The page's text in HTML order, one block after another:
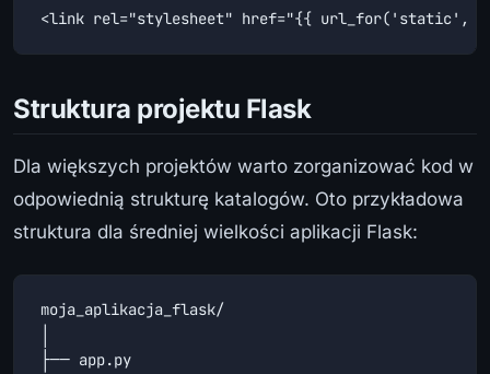
<link rel="stylesheet" href="{{ url_for('static',
Struktura projektu Flask
Dla większych projektów warto zorganizować kod w
odpowiednią strukturę katalogów. Oto przykładowa
struktura dla średniej wielkości aplikacji Flask:
moja_aplikacja_flask/
├── app.py